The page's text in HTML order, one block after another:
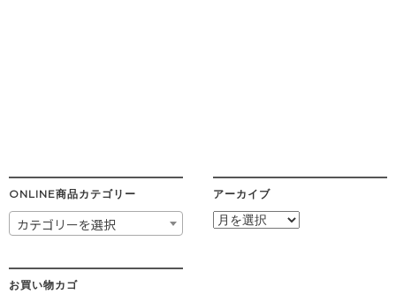
ONLINE商品カテゴリー
カテゴリーを選択
アーカイブ
ア
お買い物カゴ